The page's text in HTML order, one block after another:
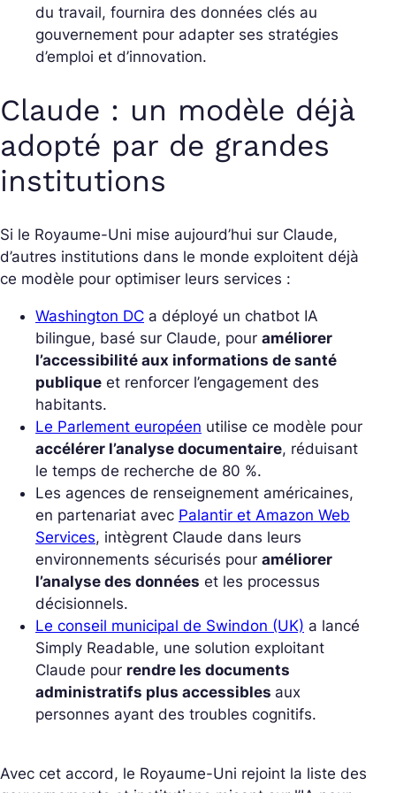
du travail, fournira des données clés au
gouvernement pour adapter ses stratégies
d’emploi et d’innovation.
Claude : un modèle déjà
adopté par de grandes
institutions
Si le Royaume-Uni mise aujourd’hui sur Claude,
d’autres institutions dans le monde exploitent déjà
ce modèle pour optimiser leurs services :
Washington DC a déployé un chatbot IA
bilingue, basé sur Claude, pour améliorer
l’accessibilité aux informations de santé
publique et renforcer l’engagement des
habitants.
Le Parlement européen utilise ce modèle pour
accélérer l’analyse documentaire, réduisant
le temps de recherche de 80 %.
Les agences de renseignement américaines,
en partenariat avec Palantir et Amazon Web
Services, intègrent Claude dans leurs
environnements sécurisés pour améliorer
l’analyse des données et les processus
décisionnels.
Le conseil municipal de Swindon (UK) a lancé
Simply Readable, une solution exploitant
Claude pour rendre les documents
administratifs plus accessibles aux
personnes ayant des troubles cognitifs.
Avec cet accord, le Royaume-Uni rejoint la liste des